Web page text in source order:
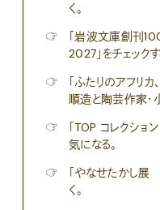
く。
☞
「岩波文庫創刊
2027」をチェックす
☞
「ふたりのアフリ
順造と陶芸作家・
☞
「TOP コレクショ
気になる。
☞
「やなせたかし展
く。